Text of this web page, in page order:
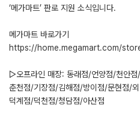
‘메가마트’ 판로 지원 소식입니다.
메가마트 바로가기
https://home.megamart.com/
▷오프라인 매장: 동래점/언양점/천안
춘천점/기장점/김해점/방이점/문현점/
덕계점/덕천점/청담점/아산점